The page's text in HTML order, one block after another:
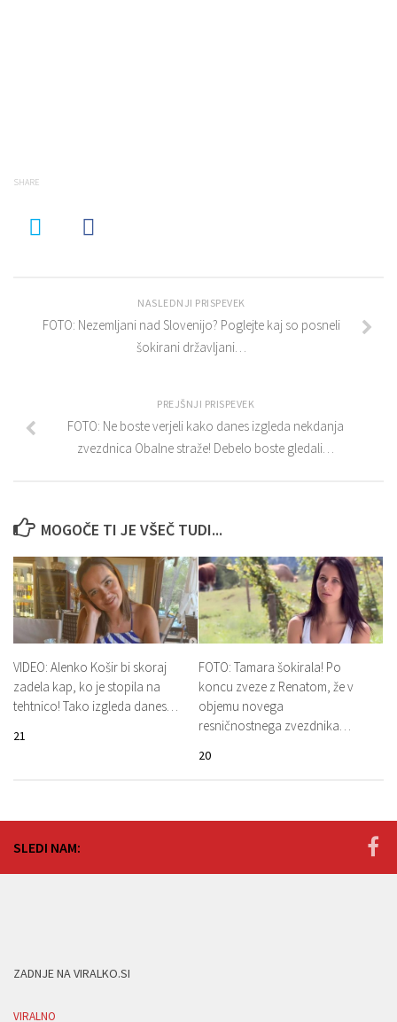
SHARE
NASLEDNJI PRISPEVEK
FOTO: Nezemljani nad Slovenijo? Poglejte kaj so posneli
šokirani državljani…
PREJŠNJI PRISPEVEK
FOTO: Ne boste verjeli kako danes izgleda nekdanja
zvezdnica Obalne straže! Debelo boste gledali…
MOGOČE TI JE VŠEČ TUDI...
VIDEO: Alenko Košir bi skoraj
zadela kap, ko je stopila na
tehtnico! Tako izgleda danes…
21
FOTO: Tamara šokirala! Po
koncu zveze z Renatom, že v
objemu novega
resničnostnega zvezdnika…
20
SLEDI NAM:
ZADNJE NA VIRALKO.SI
VIRALNO